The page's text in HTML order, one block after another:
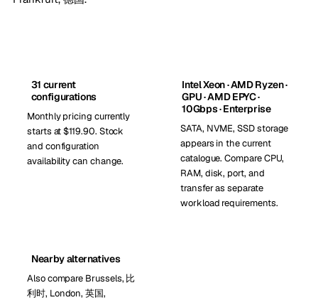
31 current
configurations
Monthly pricing currently
starts at $119.90. Stock
and configuration
availability can change.
Intel Xeon · AMD Ryzen ·
GPU · AMD EPYC ·
10Gbps · Enterprise
SATA, NVME, SSD storage
appears in the current
catalogue. Compare CPU,
RAM, disk, port, and
transfer as separate
workload requirements.
Nearby alternatives
Also compare Brussels, 比
利时, London, 英国,